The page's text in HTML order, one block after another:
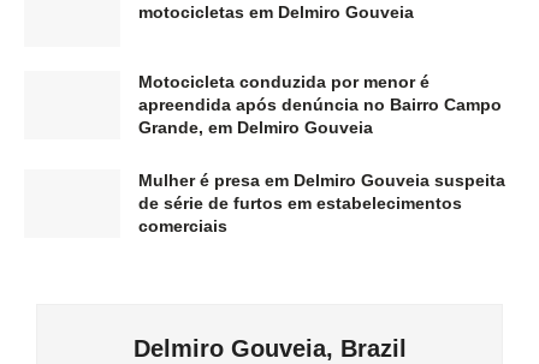
motocicletas em Delmiro Gouveia
Motocicleta conduzida por menor é
apreendida após denúncia no Bairro Campo
Grande, em Delmiro Gouveia
Mulher é presa em Delmiro Gouveia suspeita
de série de furtos em estabelecimentos
comerciais
Delmiro Gouveia, Brazil